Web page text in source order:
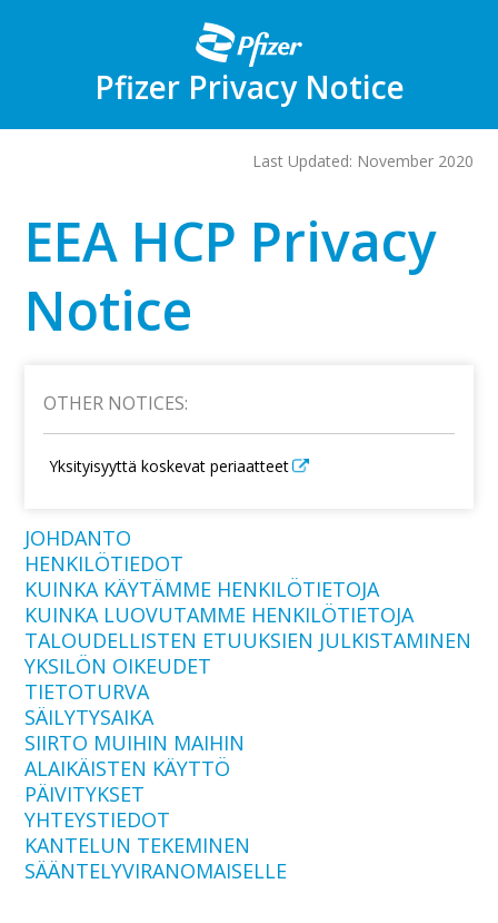
Pfizer Privacy Notice
Last Updated: November 2020
EEA HCP Privacy
Notice
OTHER NOTICES:
Yksityisyyttä koskevat periaatteet
JOHDANTO
HENKILÖTIEDOT
KUINKA KÄYTÄMME HENKILÖTIETOJA
KUINKA LUOVUTAMME HENKILÖTIETOJA
TALOUDELLISTEN ETUUKSIEN JULKISTAMINEN
YKSILÖN OIKEUDET
TIETOTURVA
SÄILYTYSAIKA
SIIRTO MUIHIN MAIHIN
ALAIKÄISTEN KÄYTTÖ
PÄIVITYKSET
YHTEYSTIEDOT
KANTELUN TEKEMINEN
SÄÄNTELYVIRANOMAISELLE